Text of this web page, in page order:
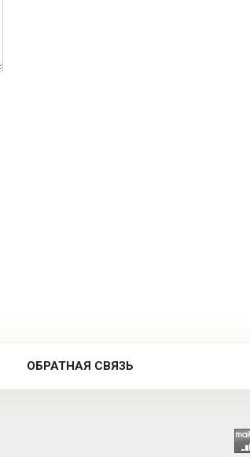
ОБРАТНАЯ СВЯЗЬ